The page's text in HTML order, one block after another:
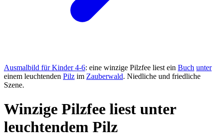
Ausmalbild für Kinder 4-6: eine winzige Pilzfee liest ein Buch unter
einem leuchtenden Pilz im Zauberwald. Niedliche und friedliche
Szene.
Winzige Pilzfee liest unter
leuchtendem Pilz